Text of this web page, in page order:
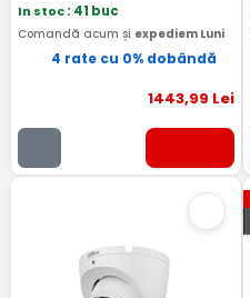
In stoc: 41 buc
Comandă acum și expediem Luni
4 rate cu 0% dobândă
1443,99 Lei